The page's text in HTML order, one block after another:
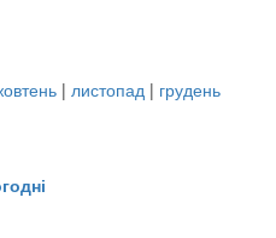
| листопад | грудень